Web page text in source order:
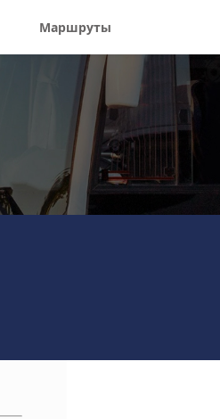
Маршруты